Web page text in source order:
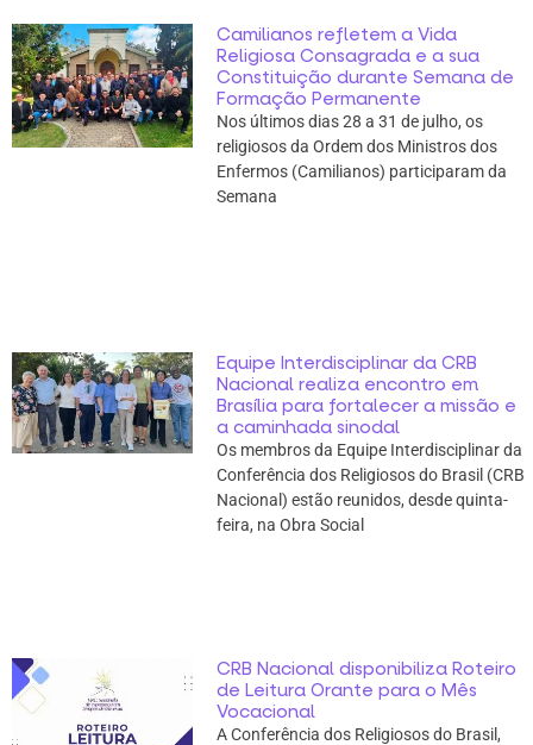
Camilianos refletem a Vida
Religiosa Consagrada e a sua
Constituição durante Semana de
Formação Permanente
Nos últimos dias 28 a 31 de julho, os
religiosos da Ordem dos Ministros dos
Enfermos (Camilianos) participaram da
Semana
Equipe Interdisciplinar da CRB
Nacional realiza encontro em
Brasília para fortalecer a missão e
a caminhada sinodal
Os membros da Equipe Interdisciplinar da
Conferência dos Religiosos do Brasil (CRB
Nacional) estão reunidos, desde quinta-
feira, na Obra Social
CRB Nacional disponibiliza Roteiro
de Leitura Orante para o Mês
Vocacional
A Conferência dos Religiosos do Brasil,